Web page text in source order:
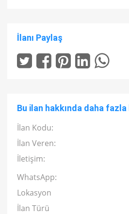
İlanı Paylaş
Bu ilan hakkında daha
İlan Kodu:
İlan Veren:
İletişim:
WhatsApp:
Lokasyon
İlan Türü